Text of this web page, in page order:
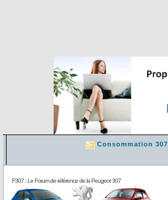
Consommation 307
F307 : Le Forum de référence de la Peugeot 307